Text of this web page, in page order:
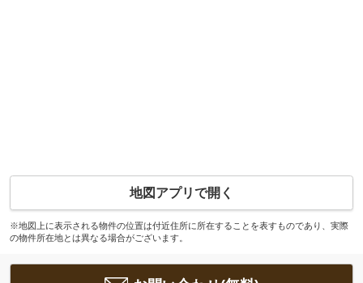
地図アプリで開く
※地図上に表示される物件の位置は付近住所に所在することを表すものであり、実際
の物件所在地とは異なる場合がございます。